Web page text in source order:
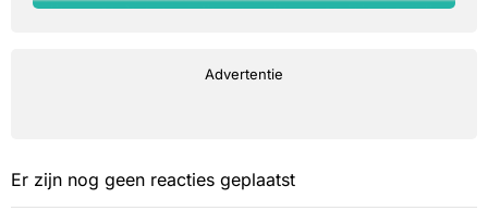
Advertentie
Er zijn nog geen reacties geplaatst